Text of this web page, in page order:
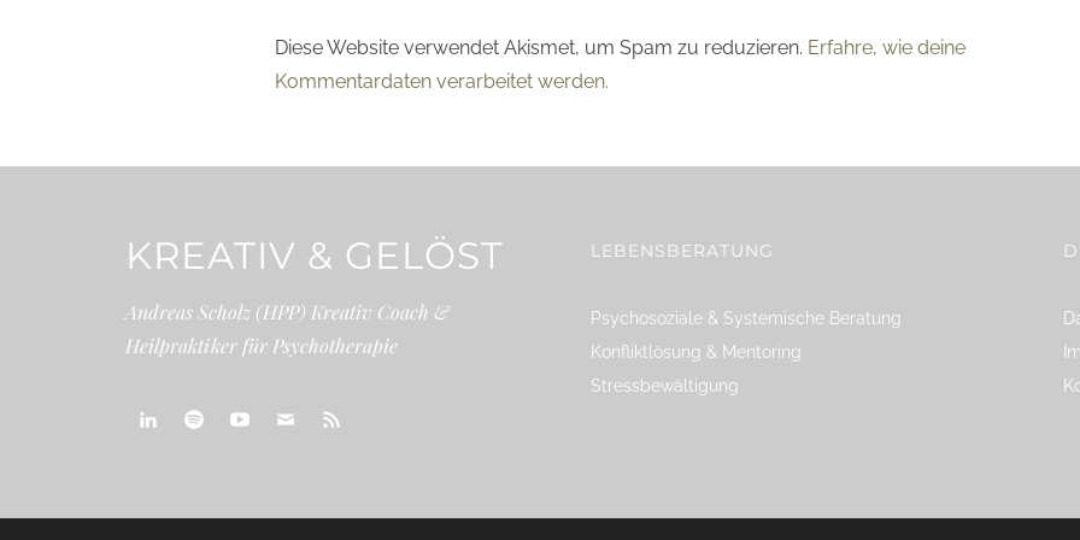
Diese Website verwendet Akismet, um Spam zu reduzieren. Erfahre, wie deine
Kommentardaten verarbeitet werden.
KREATIV & GELÖST
Andreas Scholz (HPP) Kreativ Coach &
Heilpraktiker für Psychotherapie
LEBENSBERATUNG
Psychosoziale & Systemische Beratung
Konfliktlösung & Mentoring
Stressbewältigung